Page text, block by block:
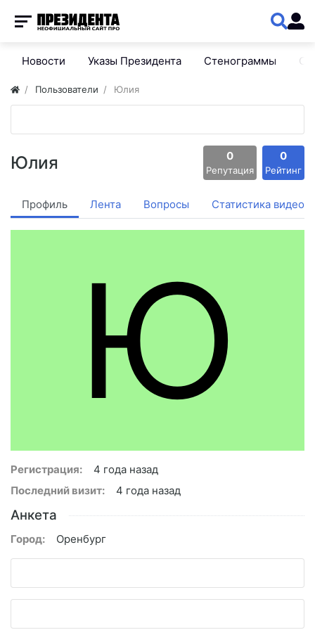
Новости Указы Президента Стенограммы
Пользователи Юлия
Юлия 0
Репутация
0
Рейтинг
Профиль Лента Вопросы Статистика видео
Ю
Регистрация:
4 года назад
Последний визит:
4 года назад
Анкета
Город: Оренбург